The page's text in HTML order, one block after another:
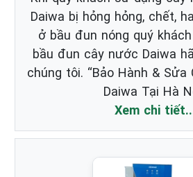
Daiwa bị hỏng hỏng, chết,
ở bầu đun nóng quý
bầu đun cây nước Daiwa
chúng tôi. “Bảo Hành &
Daiwa Tại Hà
Xem chi